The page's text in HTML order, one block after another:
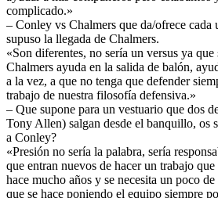
complicado.»
– Conley vs Chalmers que da/ofrece cada
supuso la llegada de Chalmers.
«Son diferentes, no sería un versus ya
Chalmers ayuda en la salida de balón,
a la vez, a que no tenga que defender
trabajo de nuestra filosofía defensiva.»
– Que supone para un vestuario que dos
Tony Allen) salgan desde el banquillo, os
a Conley?
«Presión no sería la palabra, sería
que entran nuevos de hacer un trabajo que
hace mucho años y se necesita un poco
que se hace poniendo el equipo siempre